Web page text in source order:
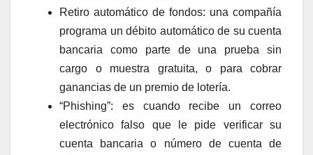
Retiro automático de fondos: una compañía
programa un débito automático de su cuenta
bancaria como parte de una prueba sin
cargo o muestra gratuita, o para cobrar
ganancias de un premio de lotería.
“Phishing”: es cuando recibe un correo
electrónico falso que le pide verificar su
cuenta bancaria o número de cuenta de